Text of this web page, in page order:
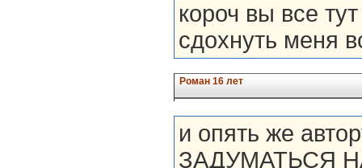
короч вы все
сдохнуть меня
Роман 16 лет
и опять же
ЗАДУМАТЬСЯ